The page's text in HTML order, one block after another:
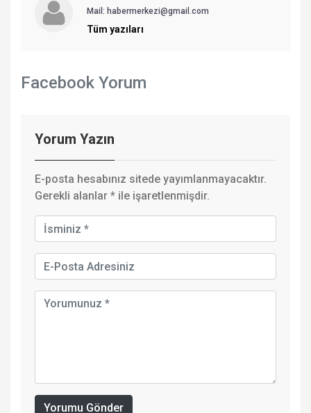
Mail: habermerkezi@gmail.com
Tüm yazıları
Facebook Yorum
Yorum Yazın
E-posta hesabınız sitede yayımlanmayacaktır.
Gerekli alanlar * ile işaretlenmişdir.
Yorumu Gönder